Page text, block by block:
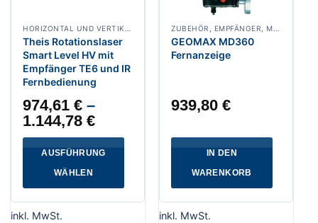
Theis Rotationslaser
Smart Level HV mit
Empfänger TE6 und IR
Fernbedienung
974,61€ –
1.144,78€
AUSFÜHRUNG
WÄHLEN
Produkt
inkl. MwSt.
GEOMAX MD360
Fernanzeige
939,80€
IN DEN
WARENKORB
inkl. MwSt.